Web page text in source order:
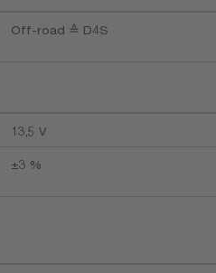
Off-road ≙ D4S
13,5 V
±3 %